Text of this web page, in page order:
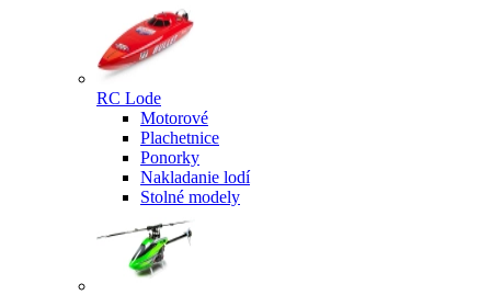
RC Lode
Motorové
Plachetnice
Ponorky
Nakladanie lodí
Stolné modely